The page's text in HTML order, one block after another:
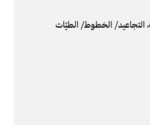
التجاعيد/ الخطوط/ الطيّات